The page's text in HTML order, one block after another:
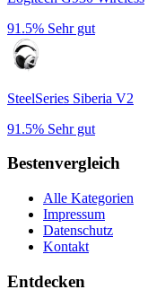
91.5% Sehr gut
SteelSeries Siberia V2
91.5% Sehr gut
Bestenvergleich
Alle Kategorien
Impressum
Datenschutz
Kontakt
Entdecken